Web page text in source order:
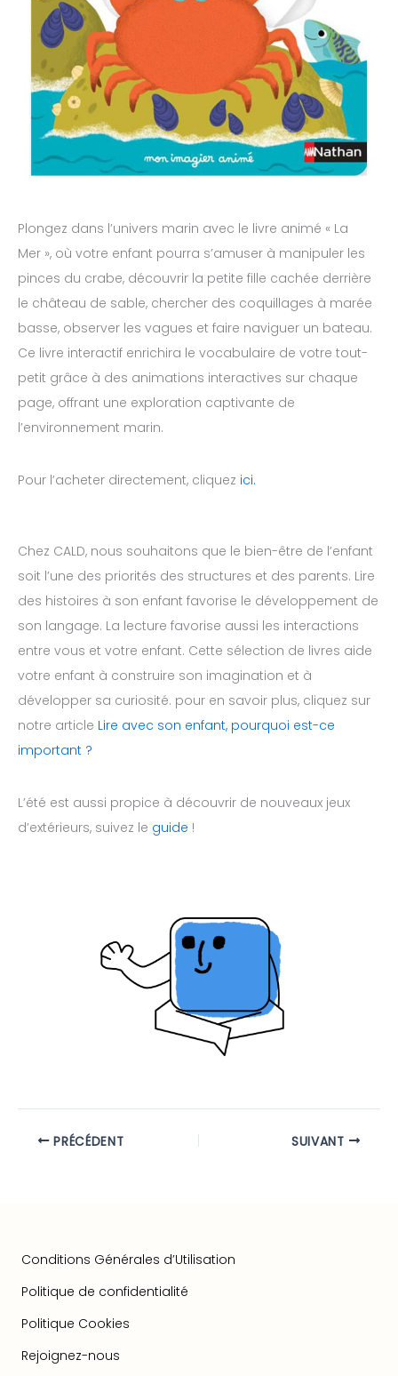
Plongez dans l’univers marin avec le livre animé « La
Mer », où votre enfant pourra s’amuser à manipuler les
pinces du crabe, découvrir la petite fille cachée derrière
le château de sable, chercher des coquillages à marée
basse, observer les vagues et faire naviguer un bateau.
Ce livre interactif enrichira le vocabulaire de votre tout-
petit grâce à des animations interactives sur chaque
page, offrant une exploration captivante de
l’environnement marin.
Pour l’acheter directement, cliquez ici.
Chez CALD, nous souhaitons que le bien-être de l’enfant
soit l’une des priorités des structures et des parents. Lire
des histoires à son enfant favorise le développement de
son langage. La lecture favorise aussi les interactions
entre vous et votre enfant. Cette sélection de livres aide
votre enfant à construire son imagination et à
développer sa curiosité. pour en savoir plus, cliquez sur
notre article Lire avec son enfant, pourquoi est-ce
important ?
L’été est aussi propice à découvrir de nouveaux jeux
d’extérieurs, suivez le guide !
PRÉCÉDENT SUIVANT
Conditions Générales d’Utilisation
Politique de confidentialité
Politique Cookies
Rejoignez-nous